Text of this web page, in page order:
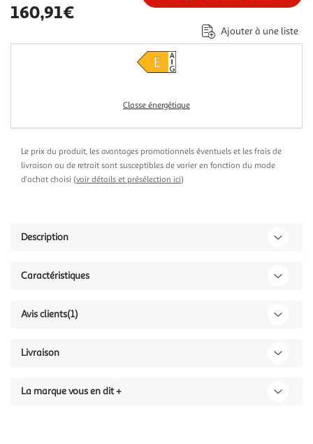
160,91€
Ajouter à une liste
Classe énergétique
Le prix du produit, les avantages promotionnels éventuels et les frais de
livraison ou de retrait sont susceptibles de varier en fonction du mode
d'achat choisi (voir détails et présélection ici)
Description
Caractéristiques
Avis clients(1)
Livraison
La marque vous en dit +